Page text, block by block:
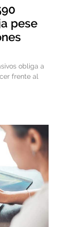
pese
obliga a
frente al